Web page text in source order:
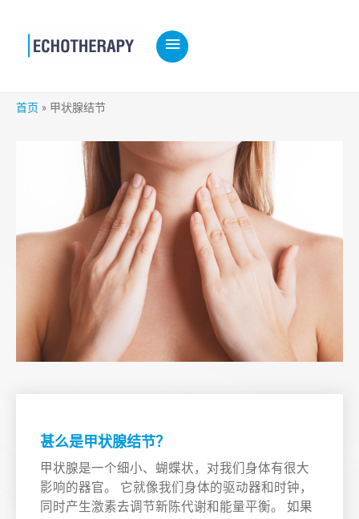
主
首页 甲状腺结节
甚么是甲状腺结节？
甲状腺是一个细小、蝴蝶状，对我们身体有很大
影响的器官。 它就像我们身体的驱动器和时钟，
同时产生激素去调节新陈代谢和能量平衡。 如果